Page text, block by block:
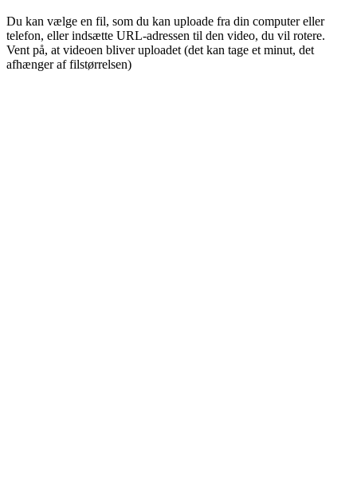
Du kan vælge en fil, som du kan uploade fra din computer eller
telefon, eller indsætte URL-adressen til den video, du vil rotere.
Vent på, at videoen bliver uploadet (det kan tage et minut, det
afhænger af filstørrelsen)